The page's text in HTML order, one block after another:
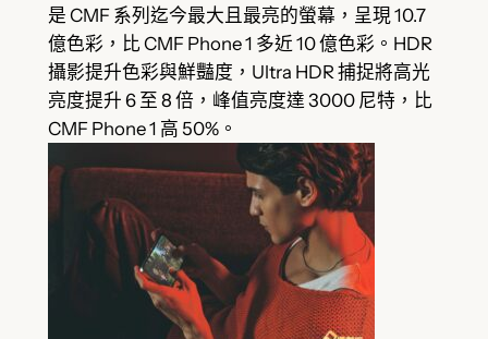
是 CMF 系列迄今最大且最亮的螢幕，呈現 10.7
億色彩，比 CMF Phone 1 多近 10 億色彩。HDR
攝影提升色彩與鮮豔度，Ultra HDR 捕捉將高光
亮度提升 6 至 8 倍，峰值亮度達 3000 尼特，比
CMF Phone 1 高 50%。